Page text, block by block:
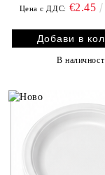
Цена с ДДС: €2.45
В наличност